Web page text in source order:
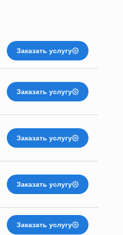
Заказать услугу
Заказать услугу
Заказать услугу
Заказать услугу
Заказать услугу